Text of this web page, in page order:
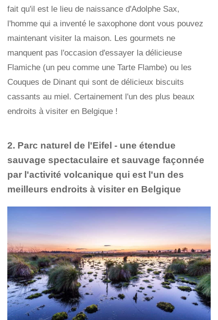
fait qu'il est le lieu de naissance d'Adolphe Sax,
l'homme qui a inventé le saxophone dont vous pouvez
maintenant visiter la maison. Les gourmets ne
manquent pas l'occasion d'essayer la délicieuse
Flamiche (un peu comme une Tarte Flambe) ou les
Couques de Dinant qui sont de délicieux biscuits
cassants au miel. Certainement l'un des plus beaux
endroits à visiter en Belgique !
2. Parc naturel de l'Eifel - une étendue
sauvage spectaculaire et sauvage façonnée
par l'activité volcanique qui est l'un des
meilleurs endroits à visiter en Belgique